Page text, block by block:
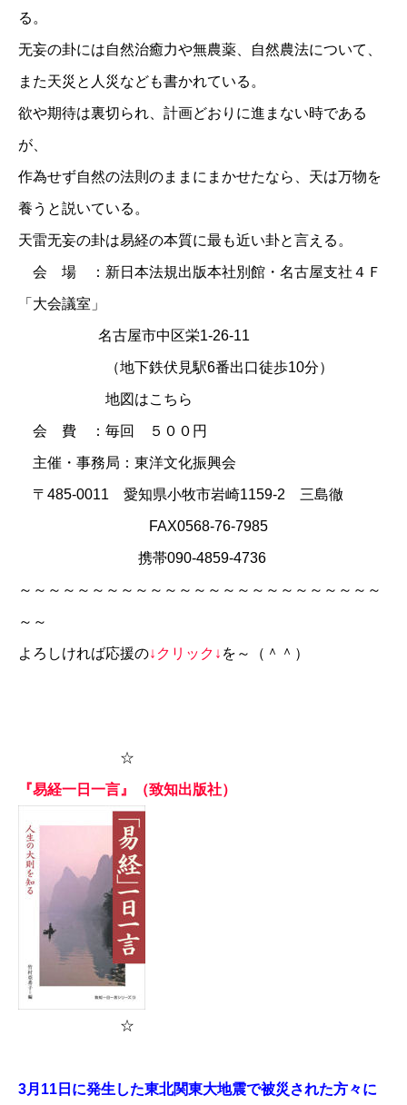
る。
无妄の卦には自然治癒力や無農薬、自然農法について、
また天災と人災なども書かれている。
欲や期待は裏切られ、計画どおりに進まない時である
が、
作為せず自然の法則のままにまかせたなら、天は万物を
養うと説いている。
天雷无妄の卦は易経の本質に最も近い卦と言える。
会 場 ：新日本法規出版本社別館・名古屋支社４Ｆ
「大会議室」
名古屋市中区栄1-26-11
（地下鉄伏見駅6番出口徒歩10分）
地図はこちら
会 費 ：毎回 ５００円
主催・事務局：東洋文化振興会
〒485-0011 愛知県小牧市岩崎1159-2 三島徹
FAX0568-76-7985
携帯090-4859-4736
～～～～～～～～～～～～～～～～～～～～～～～～～
～～
よろしければ応援の↓クリック↓ を～（＾＾）
☆
『易経一日一言』（致知出版社）
☆
3月11日に発生した東北関東大地震で被災された方々に